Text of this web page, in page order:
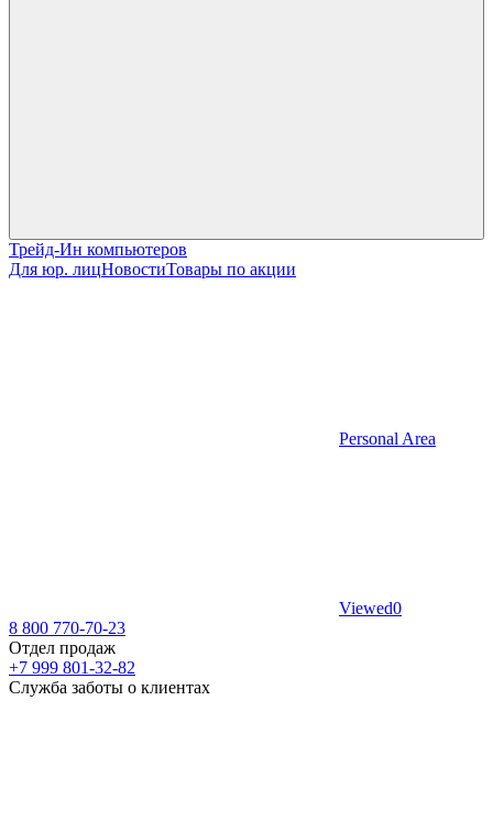
Трейд-Ин компьютеров
Для юр. лицНовостиТовары по акции
Personal Area
Viewed0
8 800 770-70-23
Отдел продаж
+7 999 801-32-82
Служба заботы о клиентах